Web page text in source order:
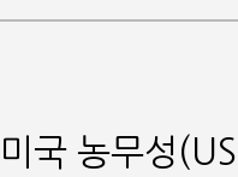
미국 농무성